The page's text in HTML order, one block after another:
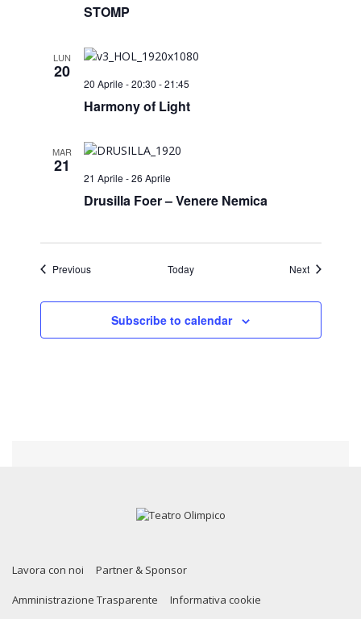
STOMP
LUN
20
20 Aprile - 20:30 -21:45
Harmony of Light
MAR
21
21 Aprile -26 Aprile
Drusilla Foer – Venere Nemica
PreviousEvents Today NextEvents
Subscribe to calendar
Lavora con noi Partner & Sponsor
Amministrazione Trasparente Informativa cookie